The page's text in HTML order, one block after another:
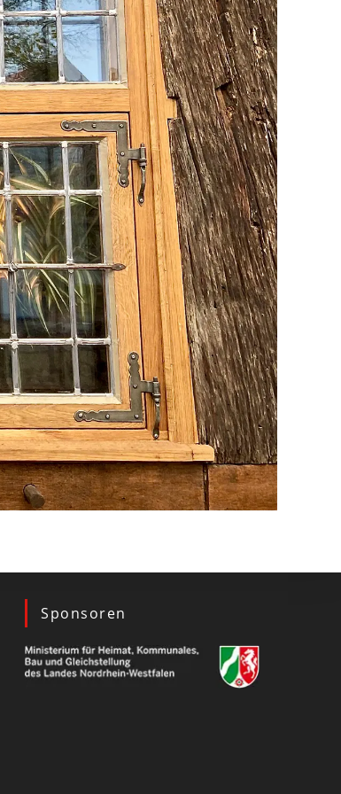
Sponsoren